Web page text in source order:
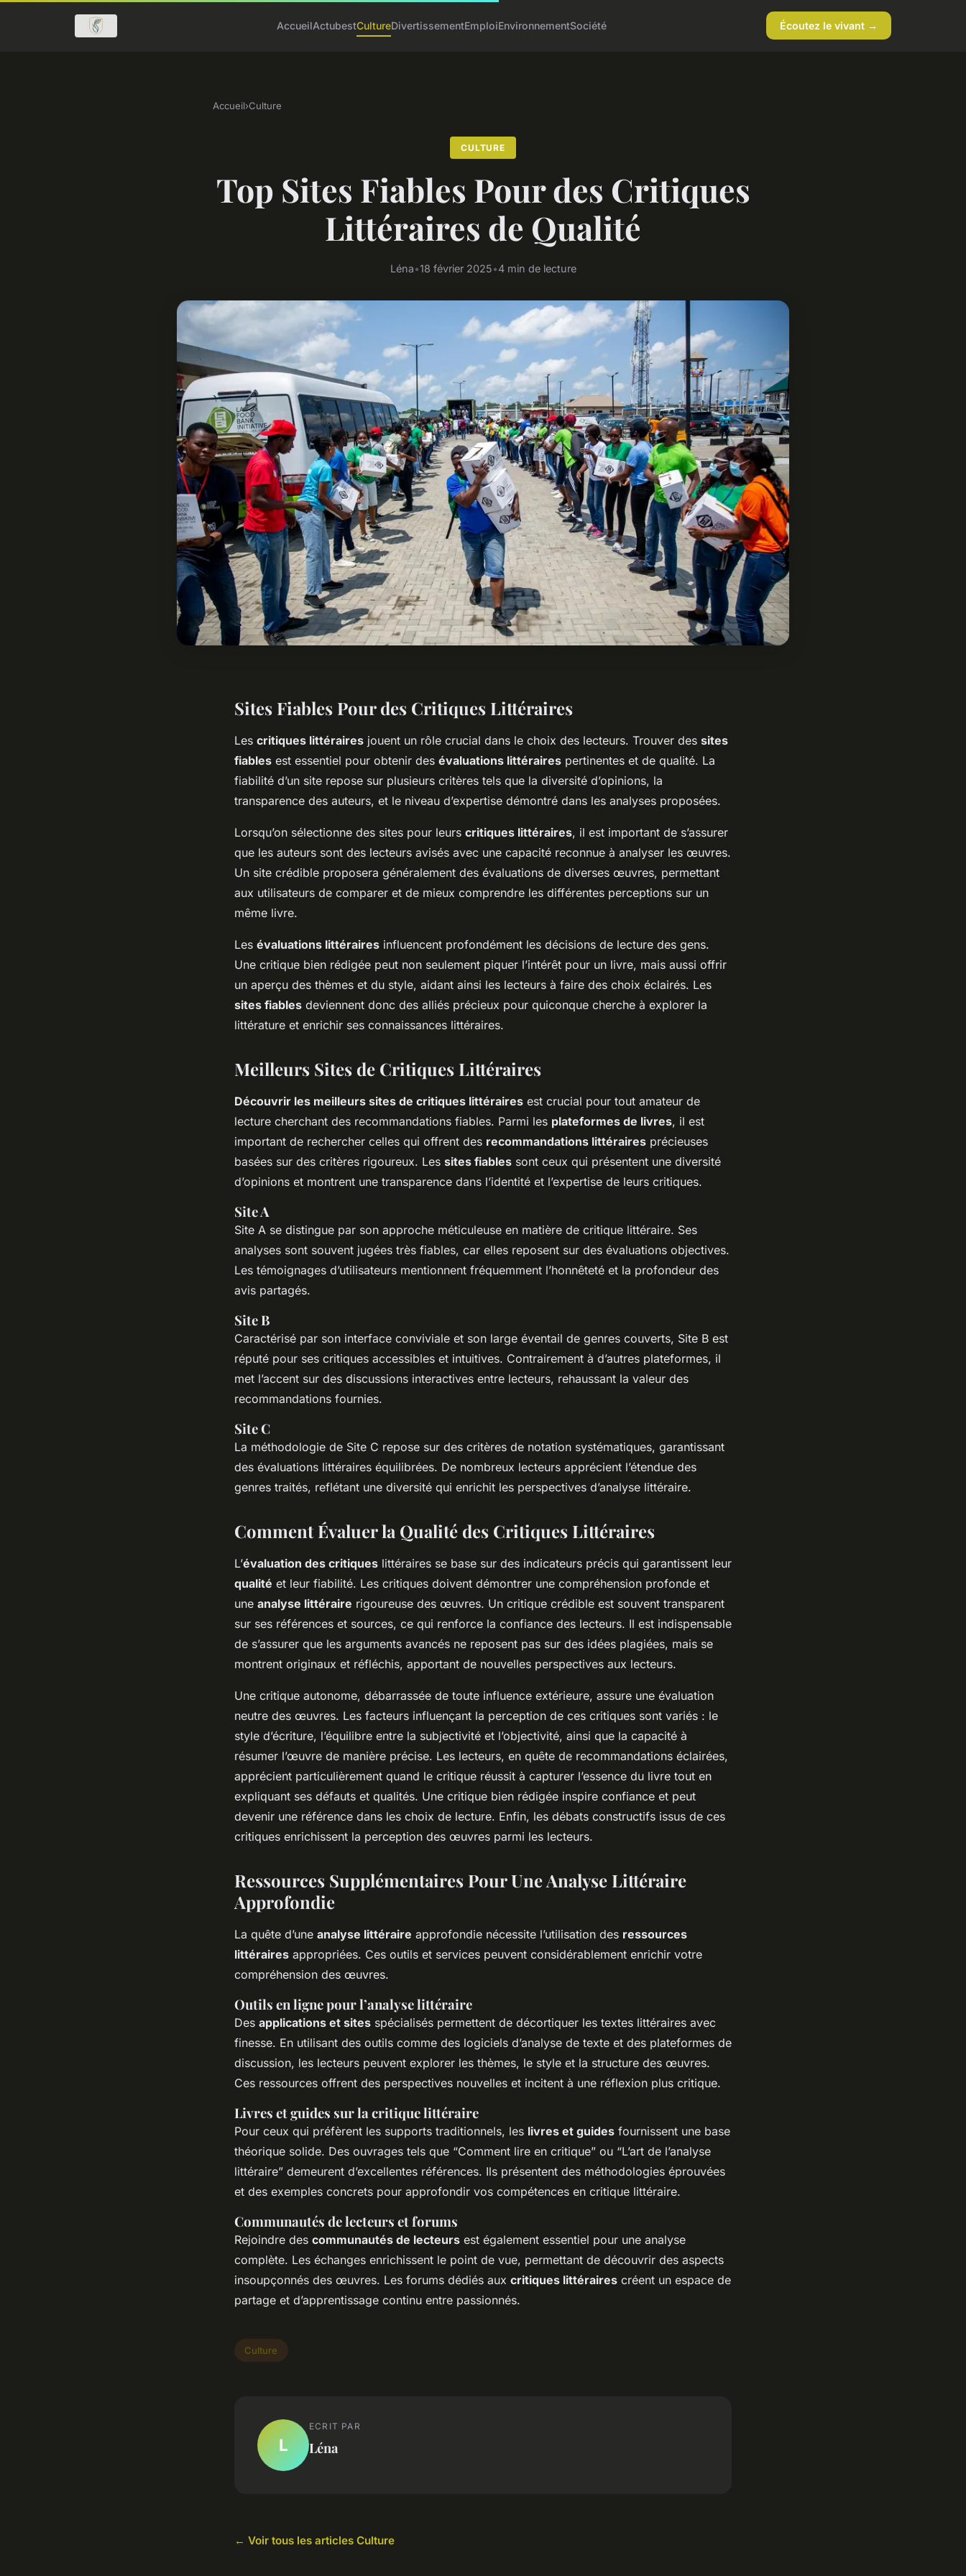
AccueilActubestCultureDivertissementEmploiEnvironnementSociété Écoutez le vivant →
Accueil›Culture
CULTURE
Top Sites Fiables Pour des Critiques
Littéraires de Qualité
Léna•18 février 2025•4 min de lecture
Sites Fiables Pour des Critiques Littéraires
Les critiques littéraires jouent un rôle crucial dans le choix des lecteurs. Trouver des sites
fiables est essentiel pour obtenir des évaluations littéraires pertinentes et de qualité. La
fiabilité d’un site repose sur plusieurs critères tels que la diversité d’opinions, la
transparence des auteurs, et le niveau d’expertise démontré dans les analyses proposées.
Lorsqu’on sélectionne des sites pour leurs critiques littéraires, il est important de s’assurer
que les auteurs sont des lecteurs avisés avec une capacité reconnue à analyser les œuvres.
Un site crédible proposera généralement des évaluations de diverses œuvres, permettant
aux utilisateurs de comparer et de mieux comprendre les différentes perceptions sur un
même livre.
Les évaluations littéraires influencent profondément les décisions de lecture des gens.
Une critique bien rédigée peut non seulement piquer l’intérêt pour un livre, mais aussi offrir
un aperçu des thèmes et du style, aidant ainsi les lecteurs à faire des choix éclairés. Les
sites fiables deviennent donc des alliés précieux pour quiconque cherche à explorer la
littérature et enrichir ses connaissances littéraires.
Meilleurs Sites de Critiques Littéraires
Découvrir les meilleurs sites de critiques littéraires est crucial pour tout amateur de
lecture cherchant des recommandations fiables. Parmi les plateformes de livres, il est
important de rechercher celles qui offrent des recommandations littéraires précieuses
basées sur des critères rigoureux. Les sites fiables sont ceux qui présentent une diversité
d’opinions et montrent une transparence dans l’identité et l’expertise de leurs critiques.
Site A
Site A se distingue par son approche méticuleuse en matière de critique littéraire. Ses
analyses sont souvent jugées très fiables, car elles reposent sur des évaluations objectives.
Les témoignages d’utilisateurs mentionnent fréquemment l’honnêteté et la profondeur des
avis partagés.
Site B
Caractérisé par son interface conviviale et son large éventail de genres couverts, Site B est
réputé pour ses critiques accessibles et intuitives. Contrairement à d’autres plateformes, il
met l’accent sur des discussions interactives entre lecteurs, rehaussant la valeur des
recommandations fournies.
Site C
La méthodologie de Site C repose sur des critères de notation systématiques, garantissant
des évaluations littéraires équilibrées. De nombreux lecteurs apprécient l’étendue des
genres traités, reflétant une diversité qui enrichit les perspectives d’analyse littéraire.
Comment Évaluer la Qualité des Critiques Littéraires
L’évaluation des critiques littéraires se base sur des indicateurs précis qui garantissent leur
qualité et leur fiabilité. Les critiques doivent démontrer une compréhension profonde et
une analyse littéraire rigoureuse des œuvres. Un critique crédible est souvent transparent
sur ses références et sources, ce qui renforce la confiance des lecteurs. Il est indispensable
de s’assurer que les arguments avancés ne reposent pas sur des idées plagiées, mais se
montrent originaux et réfléchis, apportant de nouvelles perspectives aux lecteurs.
Une critique autonome, débarrassée de toute influence extérieure, assure une évaluation
neutre des œuvres. Les facteurs influençant la perception de ces critiques sont variés : le
style d’écriture, l’équilibre entre la subjectivité et l’objectivité, ainsi que la capacité à
résumer l’œuvre de manière précise. Les lecteurs, en quête de recommandations éclairées,
apprécient particulièrement quand le critique réussit à capturer l’essence du livre tout en
expliquant ses défauts et qualités. Une critique bien rédigée inspire confiance et peut
devenir une référence dans les choix de lecture. Enfin, les débats constructifs issus de ces
critiques enrichissent la perception des œuvres parmi les lecteurs.
Ressources Supplémentaires Pour Une Analyse Littéraire
Approfondie
La quête d’une analyse littéraire approfondie nécessite l’utilisation des ressources
littéraires appropriées. Ces outils et services peuvent considérablement enrichir votre
compréhension des œuvres.
Outils en ligne pour l’analyse littéraire
Des applications et sites spécialisés permettent de décortiquer les textes littéraires avec
finesse. En utilisant des outils comme des logiciels d’analyse de texte et des plateformes de
discussion, les lecteurs peuvent explorer les thèmes, le style et la structure des œuvres.
Ces ressources offrent des perspectives nouvelles et incitent à une réflexion plus critique.
Livres et guides sur la critique littéraire
Pour ceux qui préfèrent les supports traditionnels, les livres et guides fournissent une base
théorique solide. Des ouvrages tels que “Comment lire en critique” ou “L’art de l’analyse
littéraire” demeurent d’excellentes références. Ils présentent des méthodologies éprouvées
et des exemples concrets pour approfondir vos compétences en critique littéraire.
Communautés de lecteurs et forums
Rejoindre des communautés de lecteurs est également essentiel pour une analyse
complète. Les échanges enrichissent le point de vue, permettant de découvrir des aspects
insoupçonnés des œuvres. Les forums dédiés aux critiques littéraires créent un espace de
partage et d’apprentissage continu entre passionnés.
Culture
L
ECRIT PAR
Léna
← Voir tous les articles Culture